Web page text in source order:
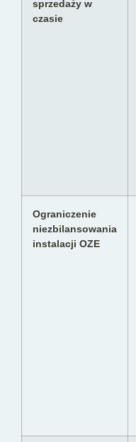
sprzedaży w
czasie
Ograniczenie
niezbilansowania
instalacji OZE